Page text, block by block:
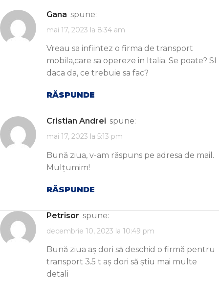
Gana spune:
mai 17, 2023 la 8:34 am
Vreau sa infiintez o firma de transport
mobila,care sa opereze in Italia. Se poate? SI
daca da, ce trebuie sa fac?
RĂSPUNDE
Cristian Andrei spune:
mai 17, 2023 la 5:13 pm
Bună ziua, v-am răspuns pe adresa de mail.
Mulțumim!
RĂSPUNDE
Petrisor spune:
decembrie 10, 2023 la 10:49 pm
Bună ziua aș dori să deschid o firmă pentru
transport 3.5 t aș dori să știu mai multe
detali